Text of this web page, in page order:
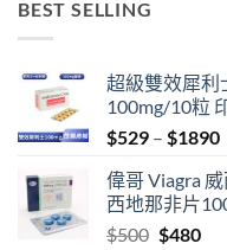
BEST SELLING
超級雙效犀利
100mg/10粒
$529 – $1890
偉哥 Viagra
西地那非片
$500 Original
$480